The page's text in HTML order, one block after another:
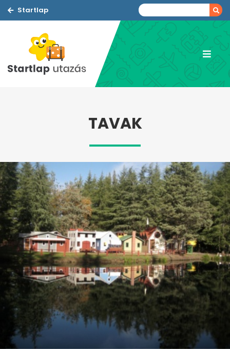
Startlap
TAVAK